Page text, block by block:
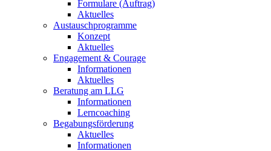
Formulare (Auftrag)
Aktuelles
Austauschprogramme
Konzept
Aktuelles
Engagement & Courage
Informationen
Aktuelles
Beratung am LLG
Informationen
Lerncoaching
Begabungsförderung
Aktuelles
Informationen